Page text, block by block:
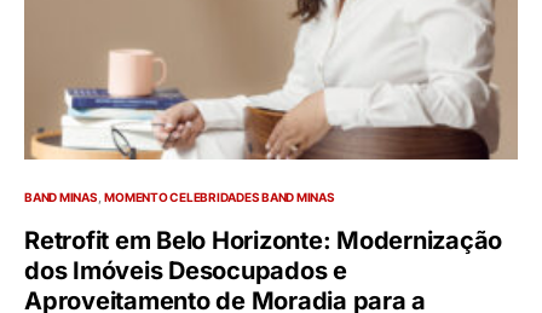
BAND MINAS MOMENTO CELEBRIDADES BAND MINAS
Retrofit em Belo Horizonte: Modernização
dos Imóveis Desocupados e
Aproveitamento de Moradia para a